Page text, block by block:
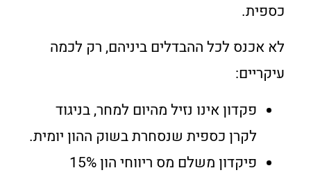
כספית.
לא אכנס לכל ההבדלים ביניהם, רק לכמה
עיקריים:
פקדון אינו נזיל מהיום למחר, בניגוד
לקרן כספית שנסחרת בשוק ההון יומית.
פיקדון משלם מס ריווחי הון 15%